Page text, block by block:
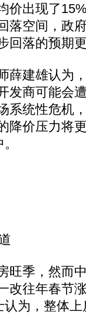
价出现了
落空间，政
回落的预期
建雄认为
发商可能会
系统性危机
降价压力将
季，然而
改往年春节
认为，整体